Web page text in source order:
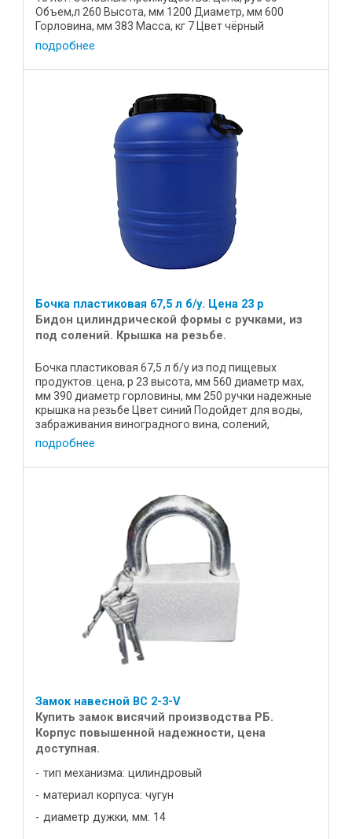
Объем,л 260 Высота, мм 1200 Диаметр, мм 600
Горловина, мм 383 Масса, кг 7 Цвет чёрный
Комплектация крышка на ...
подробнее
Бочка пластиковая 67,5 л б/у. Цена 23 р
Бидон цилиндрической формы с ручками, из
под солений. Крышка на резьбе.
Бочка пластиковая 67,5 л б/у из под пищевых
продуктов. цена, р 23 высота, мм 560 диаметр мах,
мм 390 диаметр горловины, мм 250 ручки надежные
крышка на резьбе Цвет синий Подойдет для воды,
забраживания виноградного вина, солений,
квашения капусты. ...
подробнее
Замок навесной ВС 2-3-V
Купить замок висячий производства РБ.
Корпус повышенной надежности, цена
доступная.
тип механизма: цилиндровый
материал корпуса: чугун
диаметр дужки, мм: 14